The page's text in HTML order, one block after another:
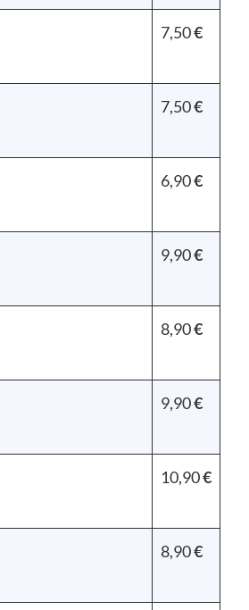
7,50€
7,50€
6,90€
9,90€
8,90€
9,90€
10,90€
8,90€